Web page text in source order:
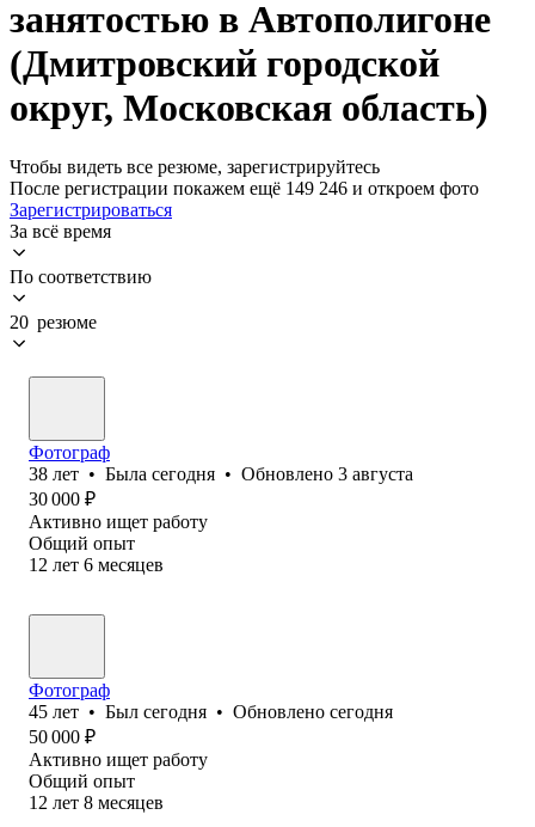
занятостью в Автополигоне
(Дмитровский городской
округ, Московская область)
Чтобы видеть все резюме, зарегистрируйтесь
После регистрации покажем ещё 149 246 и откроем фото
Зарегистрироваться
За всё время
По соответствию
20 резюме
Фотограф
38 лет • Была сегодня • Обновлено 3 августа
30 000 ₽
Активно ищет работу
Общий опыт
12 лет 6 месяцев
Фотограф
45 лет • Был сегодня • Обновлено сегодня
50 000 ₽
Активно ищет работу
Общий опыт
12 лет 8 месяцев